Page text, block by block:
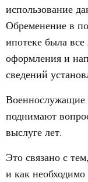
использование
Обременение в
ипотеке была
оформления и
сведений
Военнослужащие
поднимают
выслуге лет.
Это связано с
и как